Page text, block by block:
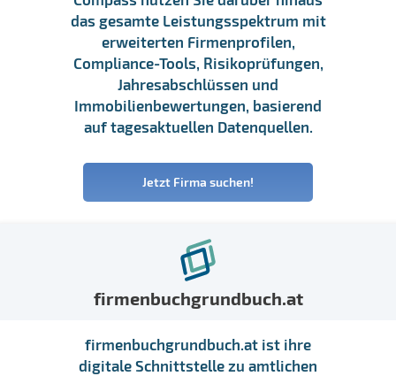
das gesamte Leistungsspektrum mit
erweiterten Firmenprofilen,
Compliance-Tools, Risikoprüfungen,
Jahresabschlüssen und
Immobilienbewertungen, basierend
auf tagesaktuellen Datenquellen.
Jetzt Firma suchen!
firmenbuchgrundbuch.at
firmenbuchgrundbuch.at ist ihre
digitale Schnittstelle zu amtlichen